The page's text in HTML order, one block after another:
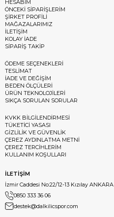
HESABIM
ÖNCEKİ SİPARİŞLERİM
ŞİRKET PROFİLİ
MAĞAZALARIMIZ
İLETİŞİM
KOLAY İADE
SİPARİŞ TAKİP
ÖDEME SEÇENEKLERİ
TESLİMAT
İADE VE DEĞİŞİM
BEDEN ÖLÇÜLERİ
ÜRÜN TEKNOLOJİLERİ
SIKÇA SORULAN SORULAR
KVKK BİLGİLENDİRMESİ
TÜKETİCİ YASASI
GİZLİLİK VE GÜVENLİK
ÇEREZ AYDINLATMA METNİ
ÇEREZ TERCİHLERİM
KULLANIM KOŞULLARI
İLETİŞİM
İzmir Caddesi No:22/12-13 Kızılay ANKARA
0850 333 36 06
destek@dalkilicspor.com